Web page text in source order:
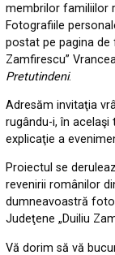
membrilor familiilor
Fotografiile
postat pe pagina de
Zamfirescu”
Pretutindeni.
Adresăm invitaţia
rugându-i, în
explicaţie a
Proiectul se
revenirii românilor
dumneavoastră
Judeţene „Duiliu
Vă dorim să vă